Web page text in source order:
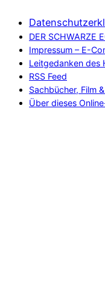
DER SCHWARZE
Impressum – E-
Leitgedanken des
RSS Feed
Sachbücher, Film
Über dieses